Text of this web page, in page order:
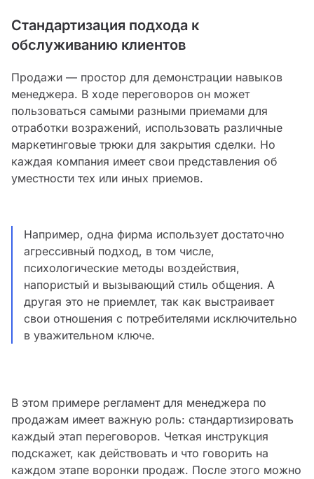
Стандартизация подхода к
обслуживанию клиентов
Продажи — простор для демонстрации навыков
менеджера. В ходе переговоров он может
пользоваться самыми разными приемами для
отработки возражений, использовать различные
маркетинговые трюки для закрытия сделки. Но
каждая компания имеет свои представления об
уместности тех или иных приемов.
Например, одна фирма использует достаточно
агрессивный подход, в том числе,
психологические методы воздействия,
напористый и вызывающий стиль общения. А
другая это не приемлет, так как выстраивает
свои отношения с потребителями исключительно
в уважительном ключе.
В этом примере регламент для менеджера по
продажам имеет важную роль: стандартизировать
каждый этап переговоров. Четкая инструкция
подскажет, как действовать и что говорить на
каждом этапе воронки продаж. После этого можно